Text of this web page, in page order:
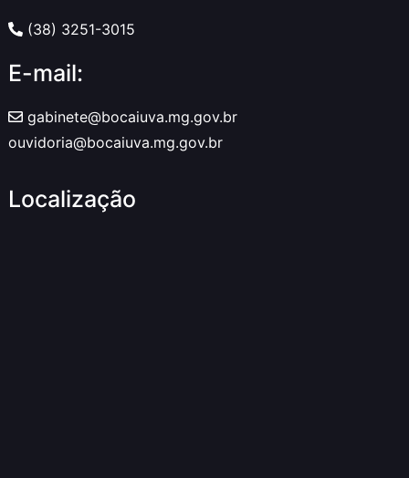
(38) 3251-3015
E-mail:
gabinete@bocaiuva.mg.gov.br
ouvidoria@bocaiuva.mg.gov.br
Localização